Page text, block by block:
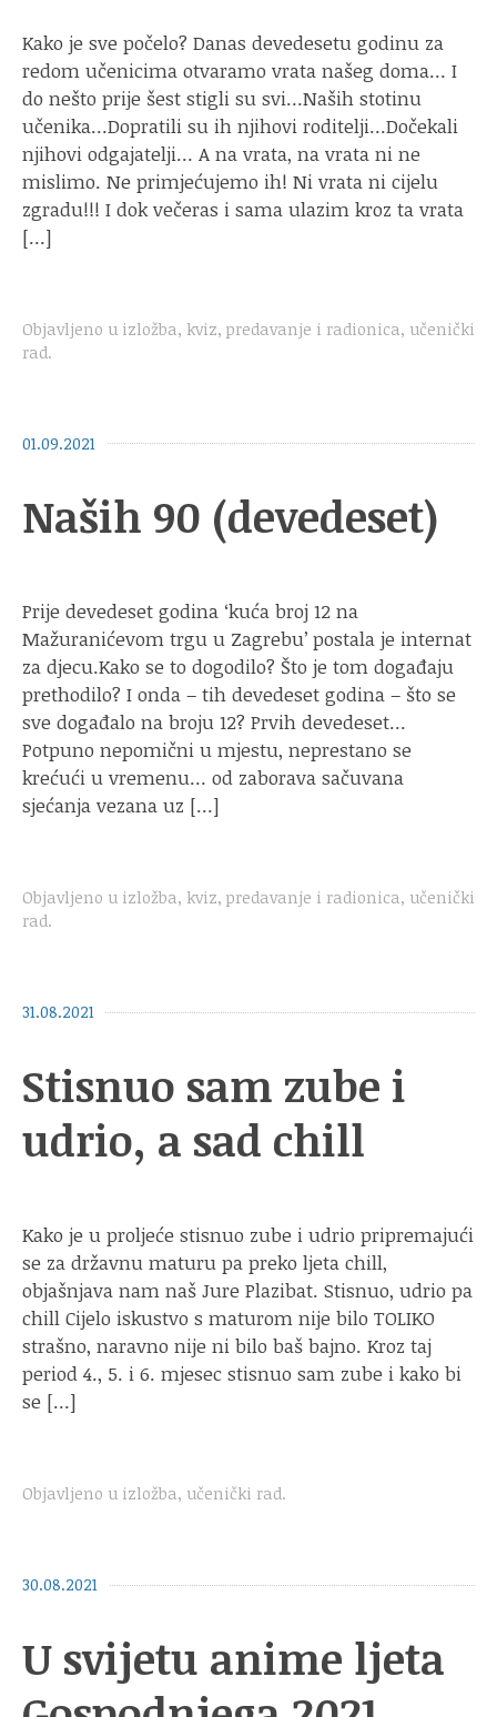
Kako je sve počelo? Danas devedesetu godinu za
redom učenicima otvaramo vrata našeg doma… I
do nešto prije šest stigli su svi…Naših stotinu
učenika…Dopratili su ih njihovi roditelji…Dočekali
njihovi odgajatelji… A na vrata, na vrata ni ne
mislimo. Ne primjećujemo ih! Ni vrata ni cijelu
zgradu!!! I dok večeras i sama ulazim kroz ta vrata
[…]
Objavljeno u izložba, kviz, predavanje i radionica, učenički
rad.
01.09.2021
Naših 90 (devedeset)
Prije devedeset godina ‘kuća broj 12 na
Mažuranićevom trgu u Zagrebu’ postala je internat
za djecu.Kako se to dogodilo? Što je tom događaju
prethodilo? I onda – tih devedeset godina – što se
sve događalo na broju 12? Prvih devedeset…
Potpuno nepomični u mjestu, neprestano se
krećući u vremenu… od zaborava sačuvana
sjećanja vezana uz […]
Objavljeno u izložba, kviz, predavanje i radionica, učenički
rad.
31.08.2021
Stisnuo sam zube i
udrio, a sad chill
Kako je u proljeće stisnuo zube i udrio pripremajući
se za državnu maturu pa preko ljeta chill,
objašnjava nam naš Jure Plazibat. Stisnuo, udrio pa
chill Cijelo iskustvo s maturom nije bilo TOLIKO
strašno, naravno nije ni bilo baš bajno. Kroz taj
period 4., 5. i 6. mjesec stisnuo sam zube i kako bi
se […]
Objavljeno u izložba, učenički rad.
30.08.2021
U svijetu anime ljeta